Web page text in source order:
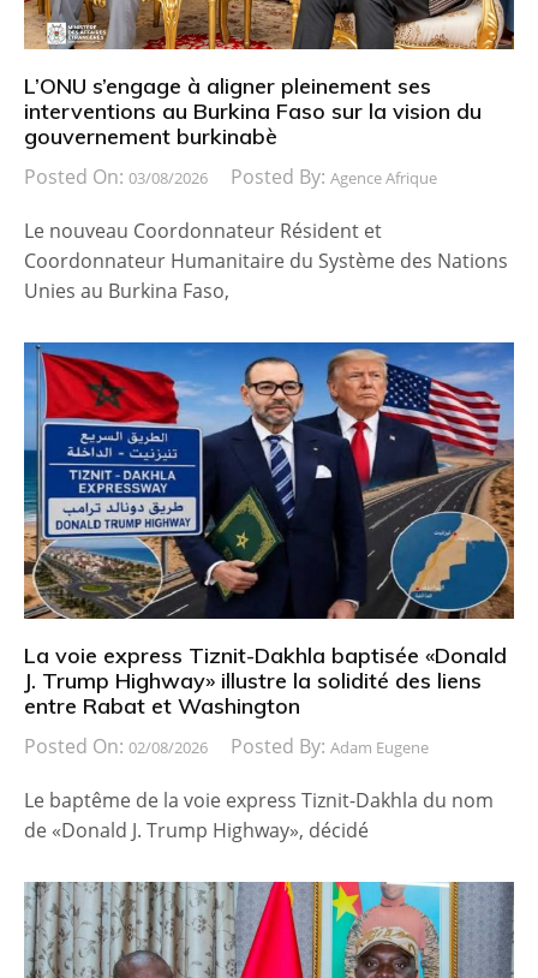
L’ONU s’engage à aligner pleinement ses
interventions au Burkina Faso sur la vision du
gouvernement burkinabè
Posted On: 03/08/2026 Posted By: Agence Afrique
Le nouveau Coordonnateur Résident et
Coordonnateur Humanitaire du Système des Nations
Unies au Burkina Faso,
La voie express Tiznit-Dakhla baptisée «Donald
J. Trump Highway» illustre la solidité des liens
entre Rabat et Washington
Posted On: 02/08/2026 Posted By: Adam Eugene
Le baptême de la voie express Tiznit-Dakhla du nom
de «Donald J. Trump Highway», décidé